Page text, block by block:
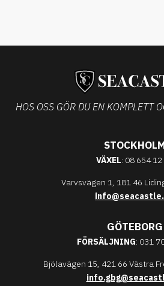
HOS OSS GÖR DU EN KOMPLETT
VÄXEL: 08 654 12
Varvsvägen 1, 181 46
GÖTEBORG
FÖRSÄLJNING: 031
Bjölavägen 15, 421 66 Västra